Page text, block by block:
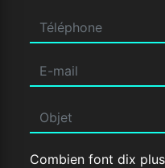
Combien font dix